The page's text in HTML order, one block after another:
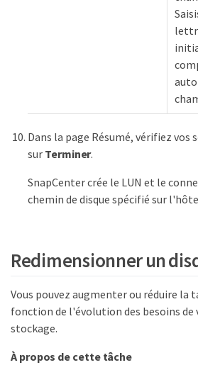
Dans la page Résumé, vérifiez vos
sur Terminer.
SnapCenter crée le LUN et le
chemin de disque spécifié sur
Redimensionner un
Vous pouvez augmenter ou réduire la
fonction de l'évolution des besoins de
stockage.
À propos de cette tâche